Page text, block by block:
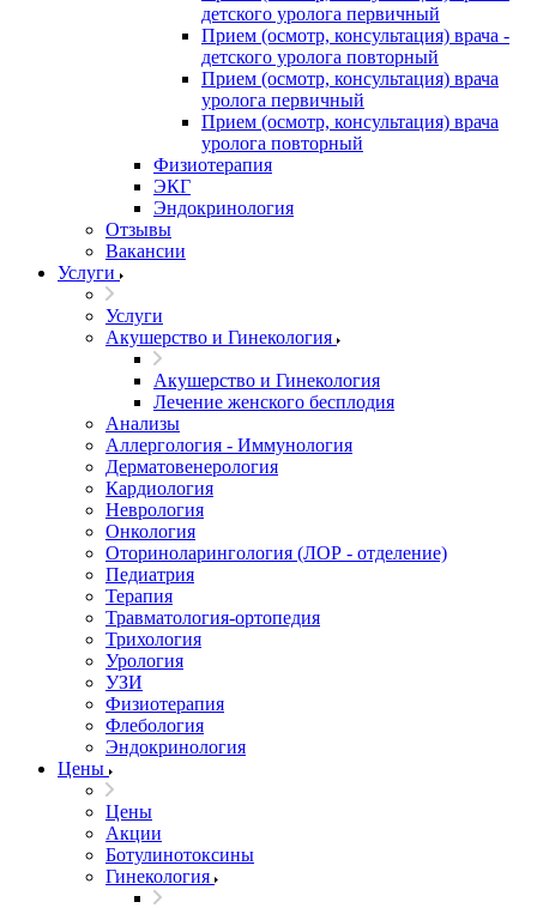
детского уролога первичный
Прием (осмотр, консультация) врача -
детского уролога повторный
Прием (осмотр, консультация) врача
уролога первичный
Прием (осмотр, консультация) врача
уролога повторный
Физиотерапия
ЭКГ
Эндокринология
Отзывы
Вакансии
Услуги
Услуги
Акушерство и Гинекология
Акушерство и Гинекология
Лечение женского бесплодия
Анализы
Аллергология - Иммунология
Дерматовенерология
Кардиология
Неврология
Онкология
Оториноларингология (ЛОР - отделение)
Педиатрия
Терапия
Травматология-ортопедия
Трихология
Урология
УЗИ
Физиотерапия
Флебология
Эндокринология
Цены
Цены
Акции
Ботулинотоксины
Гинекология